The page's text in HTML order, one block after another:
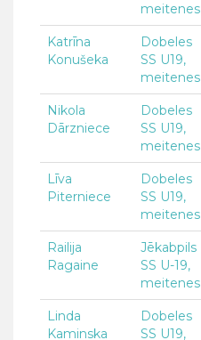
meitenes
Katrīna
Konušeka
Dobeles
SS U19,
meitenes
Nikola
Dārzniece
Dobeles
SS U19,
meitenes
Līva
Piterniece
Dobeles
SS U19,
meitenes
Railija
Ragaine
Jēkabpils
SS U-19,
meitenes
Linda
Kaminska
Dobeles
SS U19,